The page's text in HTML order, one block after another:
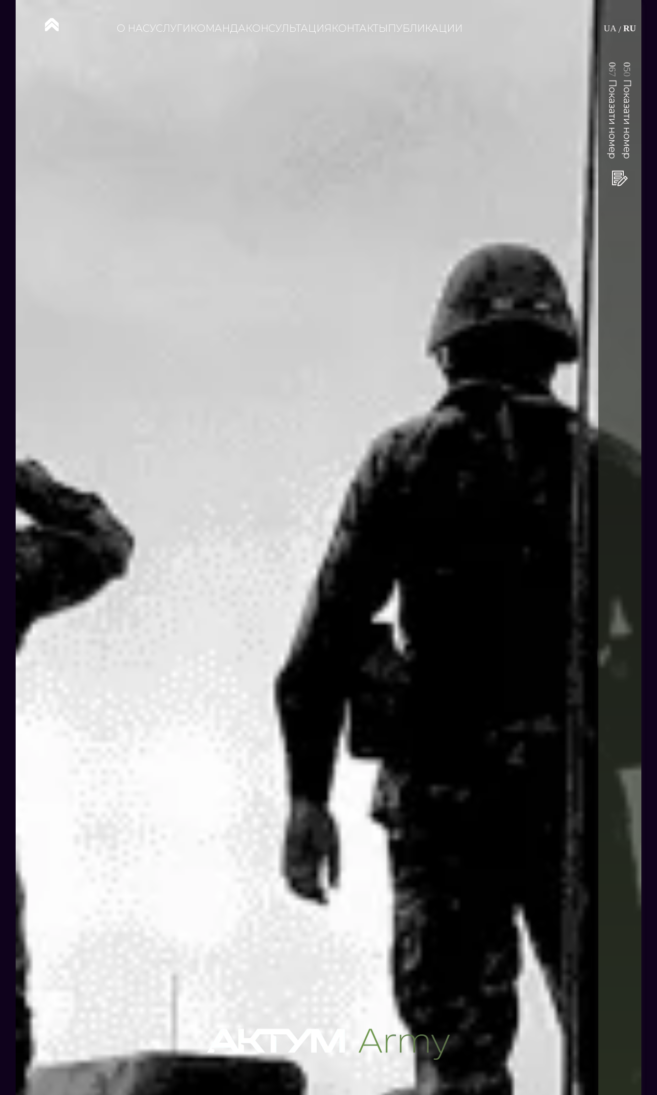
О НАСУСЛУГИ КОМАНДА КОНСУЛЬТАЦИЯ КОНТАКТЫ ПУБЛИКАЦИИ UA / RU
0
5
0
Показати номер
0
6
7
Показати номер